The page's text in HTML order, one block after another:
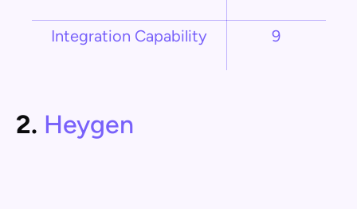
Integration Capability 9
2. Heygen